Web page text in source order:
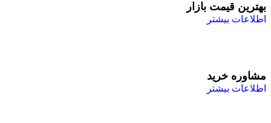
بهترین قیمت بازار
اطلاعات بیشتر
مشاوره خرید
اطلاعات بیشتر